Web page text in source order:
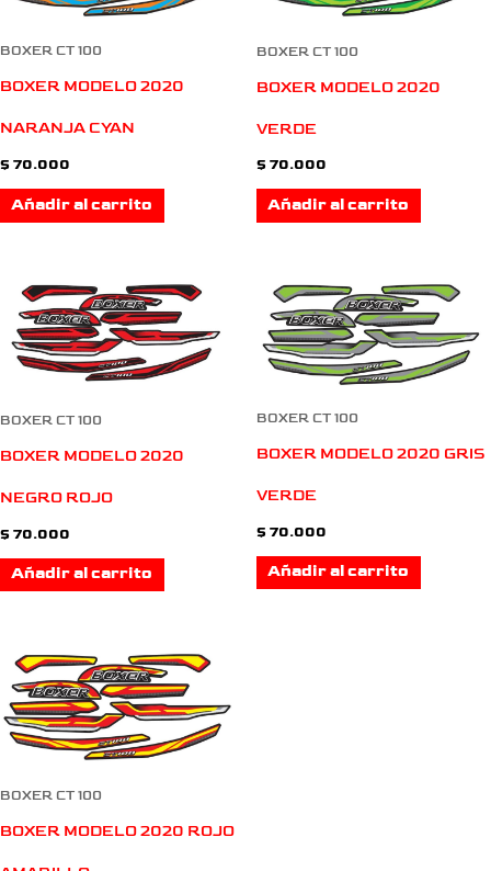
BOXER CT 100
BOXER MODELO 2020
NARANJA CYAN
$ 70.000
Añadir al carrito
BOXER CT 100
BOXER MODELO 2020
VERDE
$ 70.000
Añadir al carrito
BOXER CT 100
BOXER MODELO 2020
NEGRO ROJO
$ 70.000
Añadir al carrito
BOXER CT 100
BOXER MODELO 2020 GRIS
VERDE
$ 70.000
Añadir al carrito
BOXER CT 100
BOXER MODELO 2020 ROJO